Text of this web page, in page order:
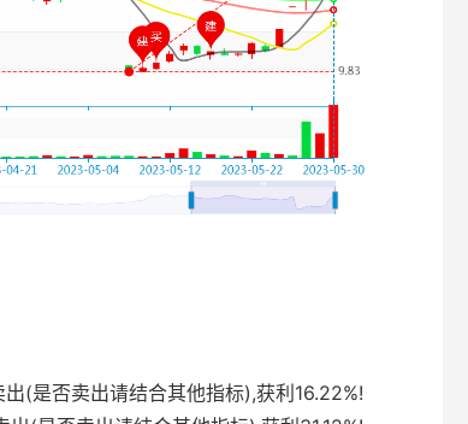
(是否卖出请结合其他指标),获利16.22%!